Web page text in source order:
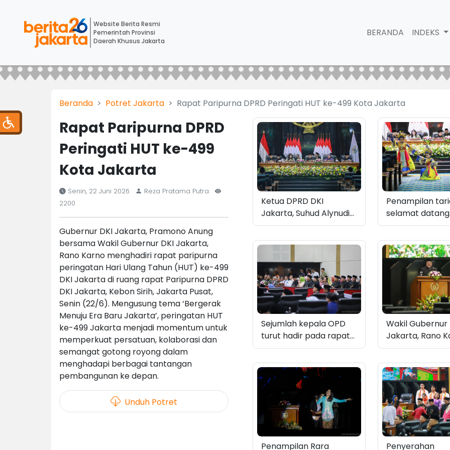
Website Berita Resmi
Pemerintah Provinsi
Daerah Khusus Jakarta
BERANDA INDEKS
Beranda Potret Jakarta Rapat Paripurna DPRD Peringati HUT ke-499 Kota Jakarta
Rapat Paripurna DPRD
Peringati HUT ke-499
Kota Jakarta
Senin, 22 Juni 2026
Reza Pratama Putra
2200
Gubernur DKI Jakarta, Pramono Anung
bersama Wakil Gubernur DKI Jakarta,
Rano Karno menghadiri rapat paripurna
peringatan Hari Ulang Tahun (HUT) ke-499
DKI Jakarta di ruang rapat Paripurna DPRD
DKI Jakarta, Kebon Sirih, Jakarta Pusat,
Senin (22/6). Mengusung tema ‘Bergerak
Menuju Era Baru Jakarta’, peringatan HUT
ke-499 Jakarta menjadi momentum untuk
memperkuat persatuan, kolaborasi dan
semangat gotong royong dalam
menghadapi berbagai tantangan
pembangunan ke depan.
Unduh Potret
Ketua DPRD DKI
Jakarta, Suhud Alynudin
memimpin
pelaksanaan rapat
paripurna HUT ke-499
DKI Jakarta
Penampilan
selamat datang
mengawali
Sejumlah kepala OPD
turut hadir pada rapat
paripurna HUT ke-499
DKI Jakarta
Wakil Gubernur
Jakarta, Rano
memberikan
Penampilan Rara Penyerahan